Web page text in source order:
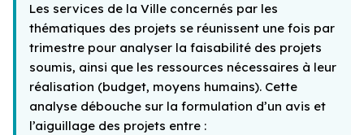
Les services de la Ville concernés par les
thématiques des projets se réunissent une fois par
trimestre pour analyser la faisabilité des projets
soumis, ainsi que les ressources nécessaires à leur
réalisation (budget, moyens humains). Cette
analyse débouche sur la formulation d’un avis et
l’aiguillage des projets entre :